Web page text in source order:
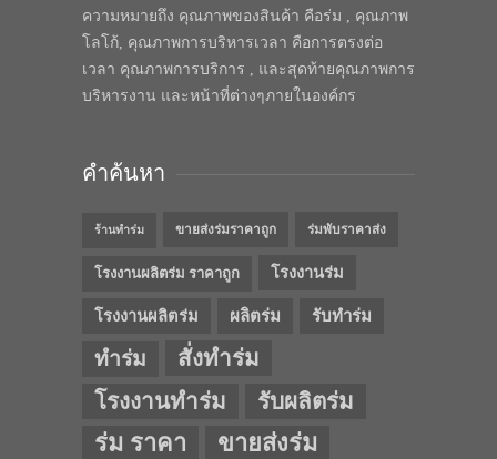
ความหมายถึง คุณภาพของสินค้า คือร่ม , คุณภาพ
โลโก้, คุณภาพการบริหารเวลา คือการตรงต่อ
เวลา คุณภาพการบริการ , และสุดท้ายคุณภาพการ
บริหารงาน และหน้าที่ต่างๆภายในองค์กร
คำค้นหา
ร้านทำร่ม ขายส่งร่มราคาถูก ร่มพับราคาส่ง
โรงงานผลิตร่ม ราคาถูก โรงงานร่ม
โรงงานผลิตร่ม ผลิตร่ม รับทำร่ม
ทำร่ม
สั่งทำร่ม
โรงงานทำร่ม
รับผลิตร่ม
ร่ม ราคา ขายส่งร่ม